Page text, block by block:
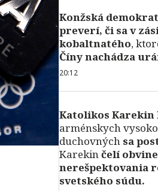
Konžská
preverí, či sa v
kobaltnatého,
Číny nachádza
20:12
Katolikos Karekin
arménskych
duchovných sa
Karekinčelí
nerešpektovania
svetského súdu.